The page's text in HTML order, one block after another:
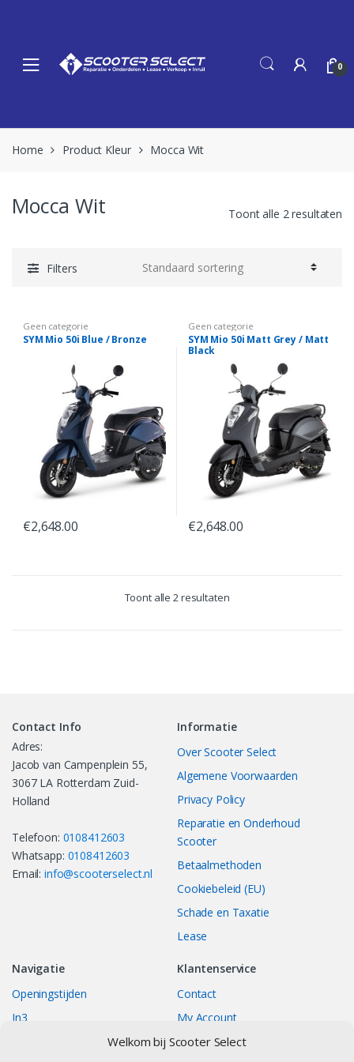
Welkom bij Scooter Select
0
Home Product Kleur Mocca Wit
Mocca Wit Toont alle 2 resultaten
Filters
Geen categorie
SYM Mio 50i Blue / Bronze
€2,648.00
Geen categorie
SYM Mio 50i Matt Grey / Matt
Black
€2,648.00
Toont alle 2 resultaten
Contact Info
Adres:
Jacob van Campenplein 55,
3067 LA Rotterdam Zuid-
Holland
Telefoon: 0108412603
Whatsapp: 0108412603
Email:info@scooterselect.nl
Informatie
Over Scooter Select
Algemene Voorwaarden
Privacy Policy
Reparatie en Onderhoud
Scooter
Betaalmethoden
Cookiebeleid (EU)
Schade en Taxatie
Lease
Navigatie
Openingstijden
In3
Klantenservice
Contact
My Account
Track your Order